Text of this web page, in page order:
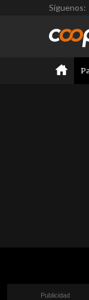
Síguenos: